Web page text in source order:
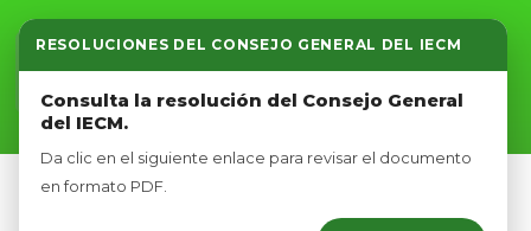
RESOLUCIONES DEL CONSEJO GENERAL DEL IECM
Consulta la resolución del Consejo General
del IECM.
Da clic en el siguiente enlace para revisar el documento
en formato PDF.
Inicio
Nosotros
Afíliate